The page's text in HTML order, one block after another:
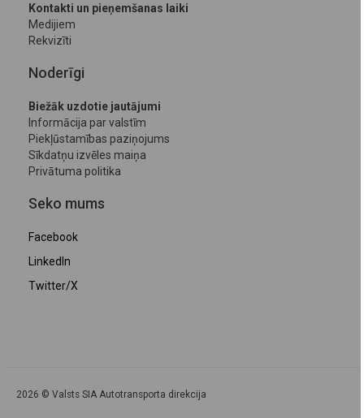
Kontakti un pieņemšanas laiki
Medijiem
Rekvizīti
Noderīgi
Biežāk uzdotie jautājumi
Informācija par valstīm
Piekļūstamības paziņojums
Sīkdatņu izvēles maiņa
Privātuma politika
Seko mums
Facebook
LinkedIn
Twitter/X
2026 © Valsts SIA Autotransporta direkcija